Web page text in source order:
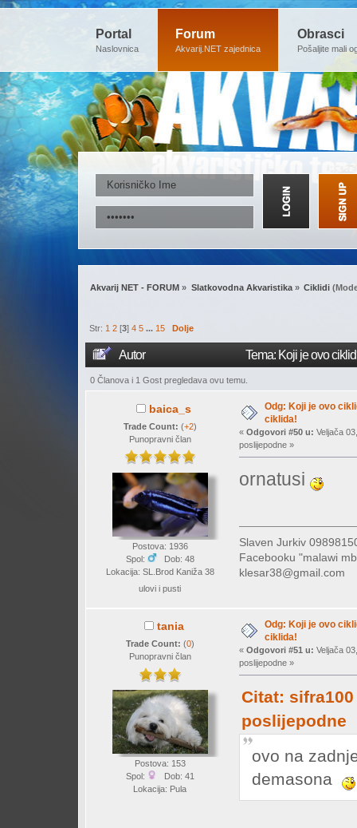
Portal
Naslovnica
Forum
Akvarij.NET zajednica
Obrasci
Pošaljite mali
Akvarij NET - FORUM » Slatkovodna Akvaristika» Ciklidi
Str:1 2 [3]4 5 ...15 Dolje
Autor Tema: Koji je ovo
0 Članova i 1 Gost pregledava ovu temu.
baica_s
Trade Count: (+2)
Punopravni član
Postova: 1936
Spol:
Dob: 48
Lokacija: SL.Brod Kaniža 38
ulovi i pusti
Odg: Koji je ovo
ciklida!
« Odgovori #50 u: Veljača
poslijepodne »
ornatusi
Slaven Jurkiv
Facebooku "malawi
klesar38@gmail.com
tania
Trade Count: (0)
Punopravni član
Postova: 153
Spol:
Dob: 41
Lokacija: Pula
Odg: Koji je ovo
ciklida!
« Odgovori #51 u: Veljača
poslijepodne »
Citat: sifra100
poslijepodne
ovo na
demasona